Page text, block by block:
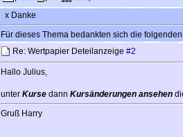
x Danke
Für dieses Thema bedankten sich die
Re: Wertpapier Deteilanzeige #2
Hallo Julius,
unter Kurse dann Kursänderungen ansehen
Gruß Harry